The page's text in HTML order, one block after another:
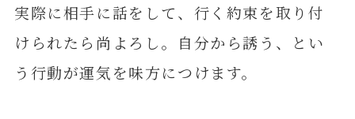
実際に相手に話をして、行く約束を取り付
けられたら尚よろし。自分から誘う、とい
う行動が運気を味方につけます。